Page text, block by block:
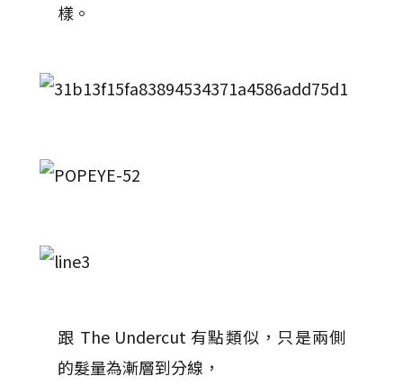
樣。
跟 The Undercut 有點類似，只是兩側
的髮量為漸層到分線，